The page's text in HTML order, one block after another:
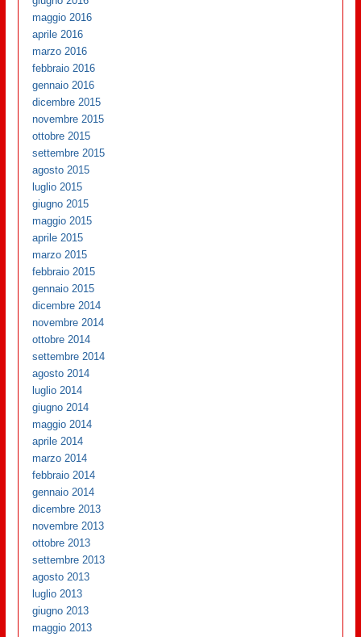
maggio 2016
aprile 2016
marzo 2016
febbraio 2016
gennaio 2016
dicembre 2015
novembre 2015
ottobre 2015
settembre 2015
agosto 2015
luglio 2015
giugno 2015
maggio 2015
aprile 2015
marzo 2015
febbraio 2015
gennaio 2015
dicembre 2014
novembre 2014
ottobre 2014
settembre 2014
agosto 2014
luglio 2014
giugno 2014
maggio 2014
aprile 2014
marzo 2014
febbraio 2014
gennaio 2014
dicembre 2013
novembre 2013
ottobre 2013
settembre 2013
agosto 2013
luglio 2013
giugno 2013
maggio 2013